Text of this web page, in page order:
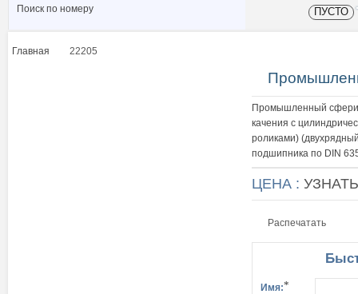
ПУСТО
Главная
22205
Промышленный
качения с
роликами)
подшипника по DIN
ЦЕНА : УЗНАТЬ
Распечатать
Имя:*